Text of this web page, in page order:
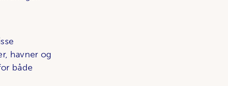
havner og
både